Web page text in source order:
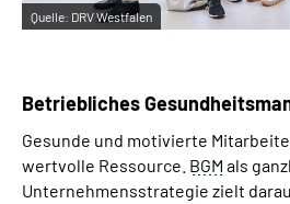
Quelle: DRV Westfalen
Betriebliches
Gesunde und motivierte
wertvolle Ressource. BGM als
Unternehmensstrategie zielt